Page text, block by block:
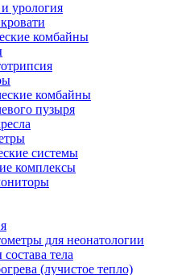
урология
комбайны
комбайны
пузыря
системы
комплексы
для неонатологии
тела
(лучистое тепло)